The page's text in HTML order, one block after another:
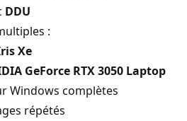
DDU
:
Xe
GeForce RTX 3050 Laptop
Windows complètes
répétés